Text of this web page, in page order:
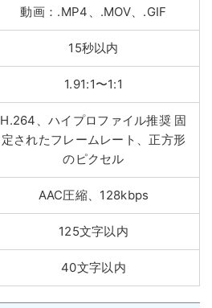
動画：.MP4、.MOV、.GIF
15秒以内
1.91:1〜1:1
H.264、ハイプロファイル推奨 固
定されたフレームレート、正方形
のピクセル
AAC圧縮、128kbps
125文字以内
40文字以内